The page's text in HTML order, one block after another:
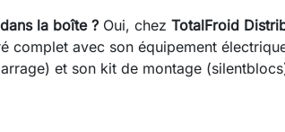
la boîte ? Oui, chez TotalFroid
complet avec son équipement
et son kit de montage